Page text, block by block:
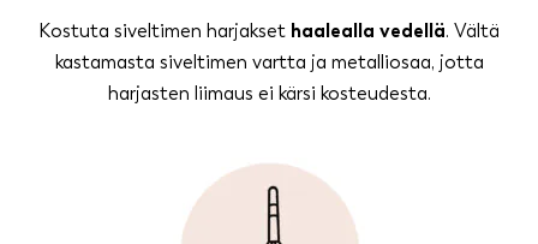
Kostuta siveltimen harjakset haalealla vedellä. Vältä
kastamasta siveltimen vartta ja metalliosaa, jotta
harjasten liimaus ei kärsi kosteudesta.